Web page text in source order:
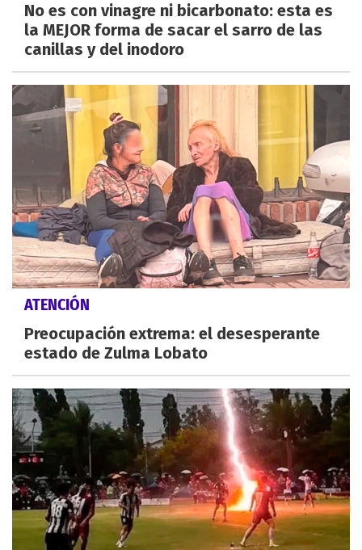
No es con vinagre ni bicarbonato: esta es
la MEJOR forma de sacar el sarro de las
canillas y del inodoro
ATENCIÓN
Preocupación extrema: el desesperante
estado de Zulma Lobato